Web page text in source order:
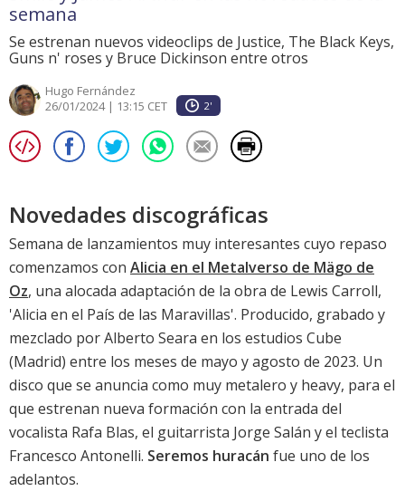
semana
Se estrenan nuevos videoclips de Justice, The Black Keys,
Guns n' roses y Bruce Dickinson entre otros
Hugo Fernández
26/01/2024 | 13:15 CET
2'
Novedades discográficas
Semana de lanzamientos muy interesantes cuyo repaso
comenzamos con Alicia en el Metalverso de Mägo de
Oz, una alocada adaptación de la obra de Lewis Carroll,
'Alicia en el País de las Maravillas'. Producido, grabado y
mezclado por Alberto Seara en los estudios Cube
(Madrid) entre los meses de mayo y agosto de 2023. Un
disco que se anuncia como muy metalero y heavy, para el
que estrenan nueva formación con la entrada del
vocalista Rafa Blas, el guitarrista Jorge Salán y el teclista
Francesco Antonelli. Seremos huracán fue uno de los
adelantos.